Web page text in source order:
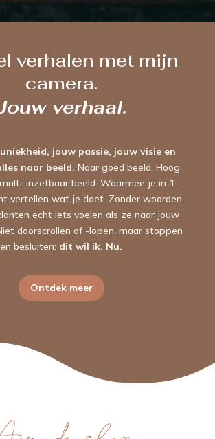
verhalen met mijn
camera.
Jouw verhaal.
jouw passie, jouw visie en
naar beeld. Naar goed beeld. Hoog
inzetbaar beeld. Waarmee je in 1
vertellen wat je doet. Zonder woorden.
echt iets voelen als ze naar jouw
doorscrollen of -lopen, maar stoppen
en besluiten: dit wil ik. Nu.
Ontdek meer